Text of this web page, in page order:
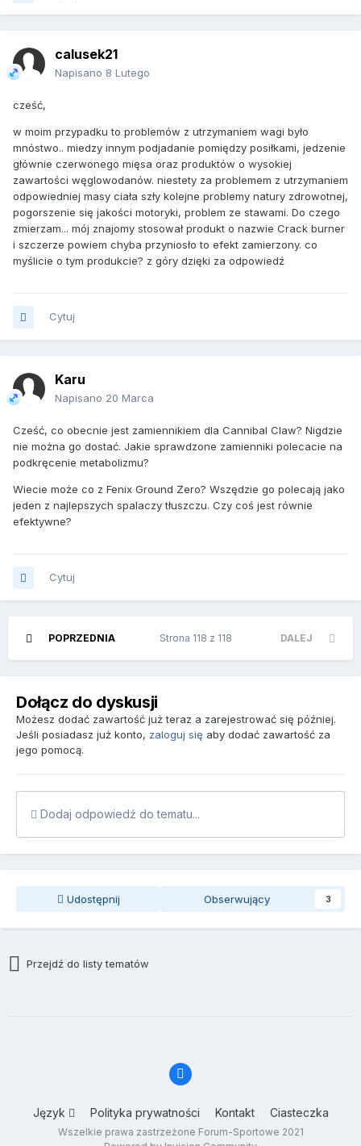
calusek21
Napisano 8 Lutego
cześć,
w moim przypadku to problemów z utrzymaniem wagi było
mnóstwo.. miedzy innym podjadanie pomiędzy posiłkami, jedzenie
głównie czerwonego mięsa oraz produktów o wysokiej
zawartości węglowodanów. niestety za problemem z utrzymaniem
odpowiedniej masy ciała szły kolejne problemy natury zdrowotnej,
pogorszenie się jakości motoryki, problem ze stawami. Do czego
zmierzam... mój znajomy stosował produkt o nazwie Crack burner
i szczerze powiem chyba przyniosło to efekt zamierzony. co
myślicie o tym produkcie? z góry dzięki za odpowiedź
Cytuj
Karu
Napisano 20 Marca
Cześć, co obecnie jest zamiennikiem dla Cannibal Claw? Nigdzie
nie można go dostać. Jakie sprawdzone zamienniki polecacie na
podkręcenie metabolizmu?
Wiecie może co z Fenix Ground Zero? Wszędzie go polecają jako
jeden z najlepszych spalaczy tłuszczu. Czy coś jest równie
efektywne?
Cytuj
POPRZEDNIA DALEJ
Strona 118 z 118
Dołącz do dyskusji
Możesz dodać zawartość już teraz a zarejestrować się później.
Jeśli posiadasz już konto, zaloguj się aby dodać zawartość za
jego pomocą.
Dodaj odpowiedź do tematu...
Udostępnij Obserwujący 3
Przejdź do listy tematów
Język Polityka prywatności Kontakt Ciasteczka
Wszelkie prawa zastrzeżone Forum-Sportowe 2021